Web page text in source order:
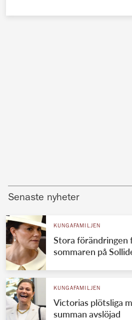
Senaste nyheter
KUNGAFAMILJEN
Stora
sommaren på
KUNGAFAMILJEN
Victorias plötsliga
summan avslöjad